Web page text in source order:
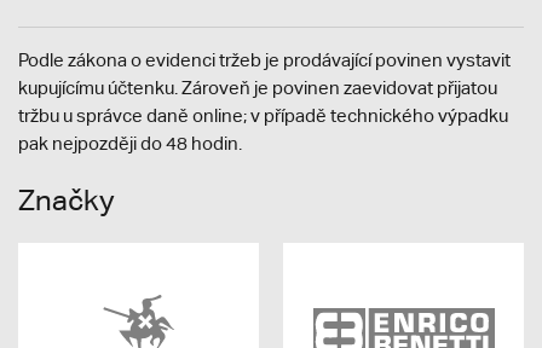
Podle zákona o evidenci tržeb je prodávající povinen vystavit
kupujícímu účtenku. Zároveň je povinen zaevidovat přijatou
tržbu u správce daně online; v případě technického výpadku
pak nejpozději do 48 hodin.
Značky